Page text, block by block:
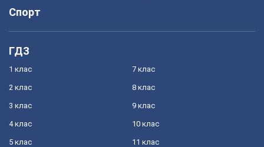
Спорт
ГДЗ
1 клас
2 клас
3 клас
4 клас
5 клас
7 клас
8 клас
9 клас
10 клас
11 клас